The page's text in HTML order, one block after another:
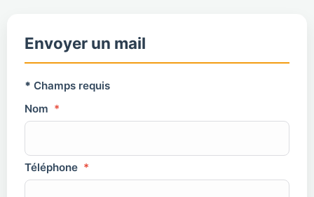
Envoyer un mail
* Champs requis
Nom *
Téléphone *